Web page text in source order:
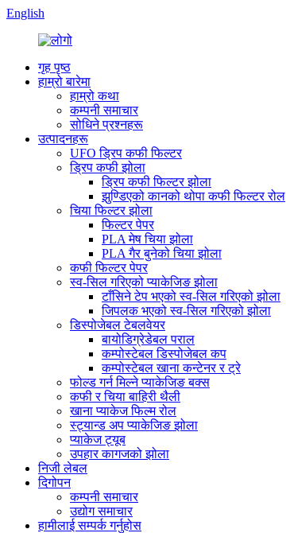
English
गृह पृष्ठ
हाम्रो बारेमा
हाम्रो कथा
कम्पनी समाचार
सोधिने प्रश्नहरू
उत्पादनहरू
UFO ड्रिप कफी फिल्टर
ड्रिप कफी झोला
ड्रिप कफी फिल्टर झोला
झुण्डिएको कानको थोपा कफी फिल्टर रोल
चिया फिल्टर झोला
फिल्टर पेपर
PLA मेष चिया झोला
PLA गैर बुनेको चिया झोला
कफी फिल्टर पेपर
स्व-सिल गरिएको प्याकेजिङ झोला
टाँसिने टेप भएको स्व-सिल गरिएको झोला
जिपलक भएको स्व-सिल गरिएको झोला
डिस्पोजेबल टेबलवेयर
बायोडिग्रेडेबल पराल
कम्पोस्टेबल डिस्पोजेबल कप
कम्पोस्टेबल खाना कन्टेनर र ट्रे
फोल्ड गर्न मिल्ने प्याकेजिङ बक्स
कफी र चिया बाहिरी थैली
खाना प्याकेज फिल्म रोल
स्ट्यान्ड अप प्याकेजिङ झोला
प्याकेज ट्यूब
उपहार कागजको झोला
निजी लेबल
दिगोपन
कम्पनी समाचार
उद्योग समाचार
हामीलाई सम्पर्क गर्नुहोस